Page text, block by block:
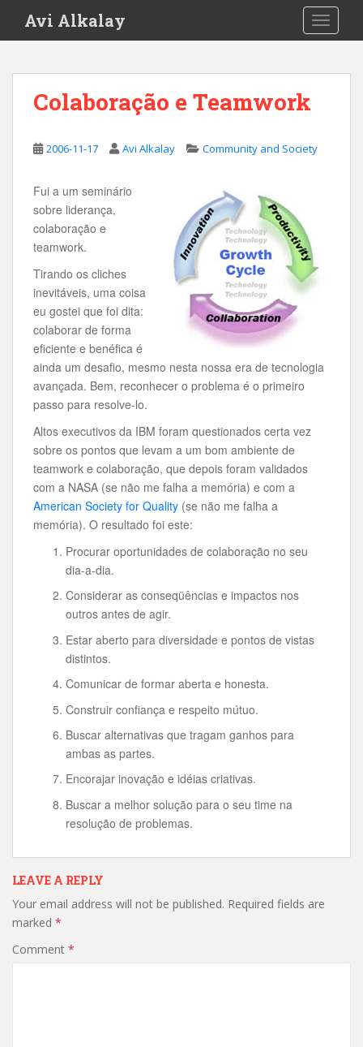
i
Avi Alkalay
Colaboração e Teamwork
2006-11-17 Avi Alkalay Community and Society
Fui a um seminário
sobre liderança,
colaboração e
teamwork.
Tirando os cliches
inevitáveis, uma coisa
eu gostei que foi dita:
colaborar de forma
eficiente e benéfica é
ainda um desafio, mesmo nesta nossa era de tecnologia
avançada. Bem, reconhecer o problema é o primeiro
passo para resolve-lo.
Altos executivos da IBM foram questionados certa vez
sobre os pontos que levam a um bom ambiente de
teamwork e colaboração, que depois foram validados
com a NASA (se não me falha a memória) e com a
American Society for Quality (se não me falha a
memória). O resultado foi este:
Procurar oportunidades de colaboração no seu
dia-a-dia.
Considerar as conseqüências e impactos nos
outros antes de agir.
Estar aberto para diversidade e pontos de vistas
distintos.
Comunicar de formar aberta e honesta.
Construir confiança e respeito mútuo.
Buscar alternativas que tragam ganhos para
ambas as partes.
Encorajar inovação e idéias criativas.
Buscar a melhor solução para o seu time na
resolução de problemas.
LEAVE A REPLY
Your email address will not be published. Required fields are
marked *
Comment *